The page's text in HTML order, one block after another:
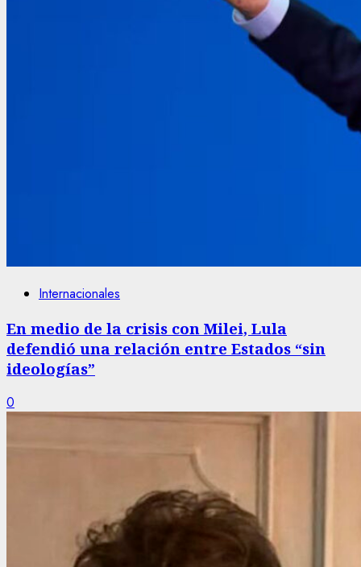
Internacionales
En medio de la crisis con Milei, Lula
defendió una relación entre Estados “sin
ideologías”
0